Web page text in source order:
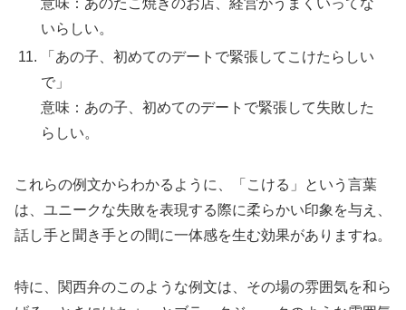
意味：あのたこ焼きのお店、経営がうまくいってな
いらしい。
「あの子、初めてのデートで緊張してこけたらしい
で」
意味：あの子、初めてのデートで緊張して失敗した
らしい。
これらの例文からわかるように、「こける」という言葉
は、ユニークな失敗を表現する際に柔らかい印象を与え、
話し手と聞き手との間に一体感を生む効果がありますね。
特に、関西弁のこのような例文は、その場の雰囲気を和ら